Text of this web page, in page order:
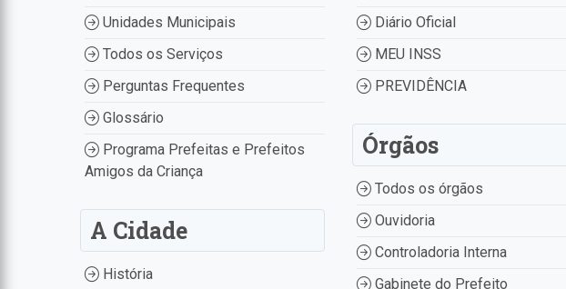
Unidades Municipais
Todos os Serviços
Perguntas Frequentes
Glossário
Programa Prefeitas e Prefeitos
Amigos da Criança
A Cidade
História
Diário Oficial
MEU INSS
PREVIDÊNCIA
Órgãos
Todos os órgãos
Ouvidoria
Controladoria Interna
Gabinete do Prefeito